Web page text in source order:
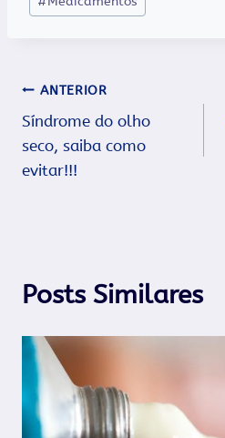
do
Navegação
de
Post
ANTERIOR
Síndrome do olho
seco, saiba como
evitar!!!
Posts Similares